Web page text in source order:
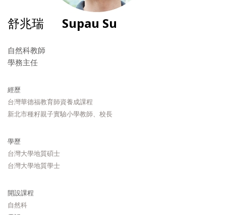
舒兆瑞 Supau Su
自然科教師
學務主任
經歷
台灣華德福教育師資養成課程
新北市種籽親子實驗小學教師、校長
學歷
台灣大學地質碩士
台灣大學地質學士
開設課程
自然科